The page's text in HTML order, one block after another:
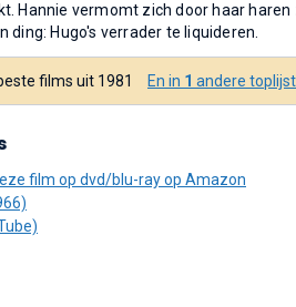
Hannie vermomt zich door haar
ding: Hugo's verrader te liquideren.
films uit 1981 En in 1 andere
film op dvd/blu-ray op Amazon